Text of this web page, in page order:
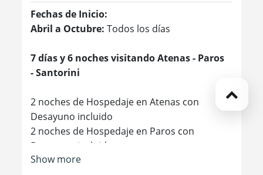
Fechas de Inicio:
Abril a Octubre: Todos los días
7 días y 6 noches visitando Atenas - Paros
- Santorini
2 noches de Hospedaje en Atenas con
Desayuno incluido
2 noches de Hospedaje en Paros con
Desayuno incluido
2 noches de Hospedaje en Santorini con
Show more